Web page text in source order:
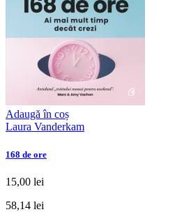
Adaugă în coș
Laura Vanderkam
168 de ore
15,00 lei
58,14 lei